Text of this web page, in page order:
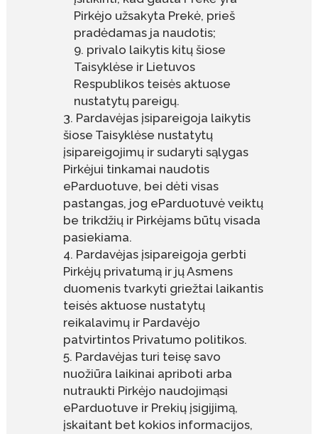
Pirkėjo užsakyta Prekė, prieš
pradėdamas ja naudotis;
privalo laikytis kitų šiose
Taisyklėse ir Lietuvos
Respublikos teisės aktuose
nustatytų pareigų.
Pardavėjas įsipareigoja laikytis
šiose Taisyklėse nustatytų
įsipareigojimų ir sudaryti sąlygas
Pirkėjui tinkamai naudotis
eParduotuve, bei dėti visas
pastangas, jog eParduotuvė veiktų
be trikdžių ir Pirkėjams būtų visada
pasiekiama.
Pardavėjas įsipareigoja gerbti
Pirkėjų privatumą ir jų Asmens
duomenis tvarkyti griežtai laikantis
teisės aktuose nustatytų
reikalavimų ir Pardavėjo
patvirtintos Privatumo politikos.
Pardavėjas turi teisę savo
nuožiūra laikinai apriboti arba
nutraukti Pirkėjo naudojimąsi
eParduotuve ir Prekių įsigijimą,
įskaitant bet kokios informacijos,